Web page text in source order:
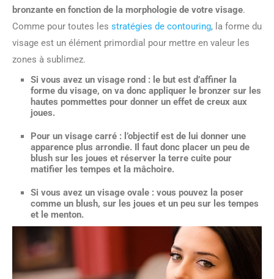
bronzante en fonction de la morphologie de votre visage.
Comme pour toutes les stratégies de contouring, la forme du
visage est un élément primordial pour mettre en valeur les
zones à sublimez.
Si vous avez un visage rond : le but est d’affiner la
forme du visage, on va donc appliquer le bronzer sur les
hautes pommettes pour donner un effet de creux aux
joues.
Pour un visage carré : l’objectif est de lui donner une
apparence plus arrondie. Il faut donc placer un peu de
blush sur les joues et réserver la terre cuite pour
matifier les tempes et la mâchoire.
Si vous avez un visage ovale : vous pouvez la poser
comme un blush, sur les joues et un peu sur les tempes
et le menton.